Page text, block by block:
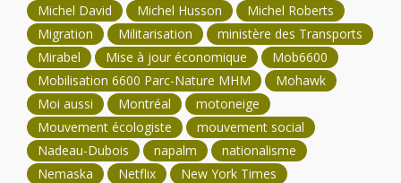
Michel David
Michel Husson
Michel Roberts
Migration
Militarisation
ministère des Transports
Mirabel
Mise à jour économique
Mob6600
Mobilisation 6600 Parc-Nature MHM
Mohawk
Moi aussi
Montréal
motoneige
Mouvement écologiste
mouvement social
Nadeau-Dubois
napalm
nationalisme
Nemaska
Netflix
New York Times